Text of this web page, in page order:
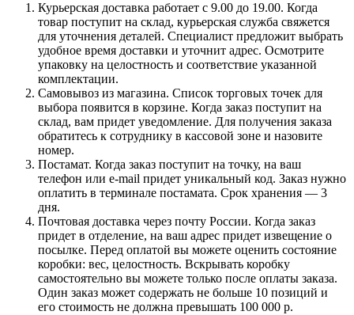
Курьерская доставка работает с 9.00 до 19.00. Когда
товар поступит на склад, курьерская служба свяжется
для уточнения деталей. Специалист предложит выбрать
удобное время доставки и уточнит адрес. Осмотрите
упаковку на целостность и соответствие указанной
комплектации.
Самовывоз из магазина. Список торговых точек для
выбора появится в корзине. Когда заказ поступит на
склад, вам придет уведомление. Для получения заказа
обратитесь к сотруднику в кассовой зоне и назовите
номер.
Постамат. Когда заказ поступит на точку, на ваш
телефон или e-mail придет уникальный код. Заказ нужно
оплатить в терминале постамата. Срок хранения — 3
дня.
Почтовая доставка через почту России. Когда заказ
придет в отделение, на ваш адрес придет извещение о
посылке. Перед оплатой вы можете оценить состояние
коробки: вес, целостность. Вскрывать коробку
самостоятельно вы можете только после оплаты заказа.
Один заказ может содержать не больше 10 позиций и
его стоимость не должна превышать 100 000 р.